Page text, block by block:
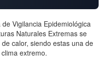
Vigilancia Epidemiológica
Naturales Extremas se
calor, siendo estas una de
extremo.